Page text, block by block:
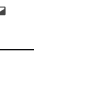
Page